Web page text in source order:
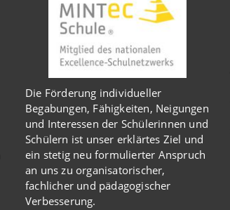
Die Förderung individueller
Begabungen, Fähigkeiten, Neigungen
und Interessen der Schülerinnen und
Schülern ist unser erklärtes Ziel und
ein stetig neu formulierter Anspruch
an uns zu organisatorischer,
fachlicher und pädagogischer
Verbesserung.